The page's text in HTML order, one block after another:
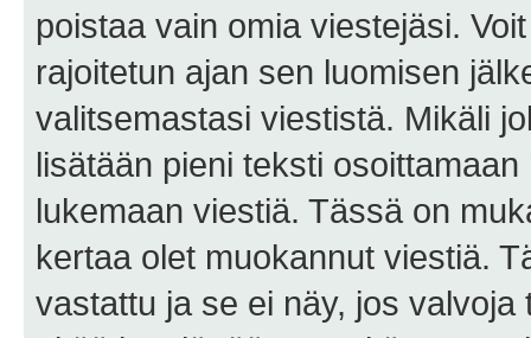
poistaa vain omia viestejäsi.
rajoitetun ajan sen luomisen
valitsemastasi viestistä. Mikäli
lisätään pieni teksti
lukemaan viestiä. Tässä on
kertaa olet muokannut viestiä.
vastattu ja se ei näy, jos